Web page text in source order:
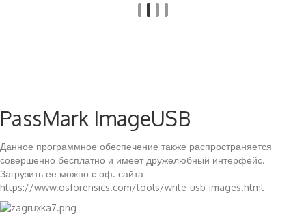
PassMark ImageUSB
Данное программное обеспечение также распространяется
совершенно бесплатно и имеет дружелюбный интерфейс.
Загрузить ее можно с оф. сайта
https://www.osforensics.com/tools/write-usb-images.html